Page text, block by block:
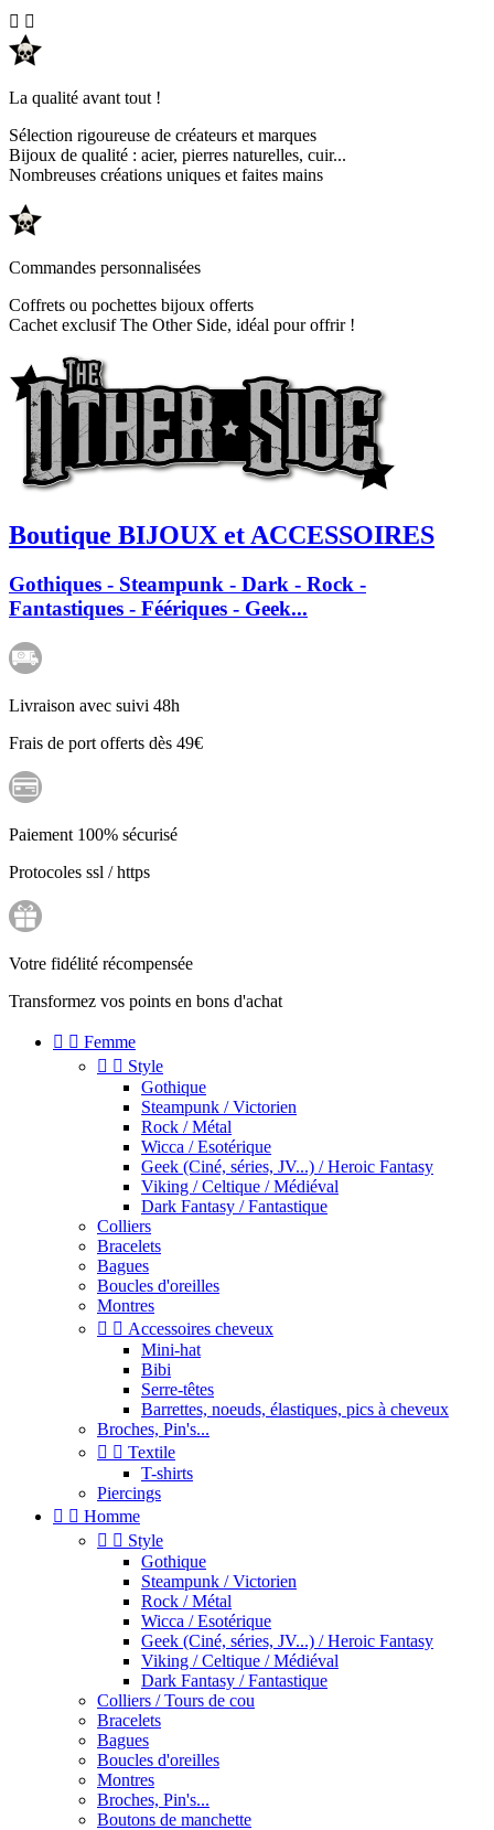
 
La qualité avant tout !
Sélection rigoureuse de créateurs et marques
Bijoux de qualité : acier, pierres naturelles, cuir...
Nombreuses créations uniques et faites mains
Commandes personnalisées
Coffrets ou pochettes bijoux offerts
Cachet exclusif The Other Side, idéal pour offrir !
Boutique BIJOUX et ACCESSOIRES
Gothiques - Steampunk - Dark - Rock -
Fantastiques - Féériques - Geek...
Livraison avec suivi 48h
Frais de port offerts dès 49€
Paiement 100% sécurisé
Protocoles ssl / https
Votre fidélité récompensée
Transformez vos points en bons d'achat
  Femme
  Style
Gothique
Steampunk / Victorien
Rock / Métal
Wicca / Esotérique
Geek (Ciné, séries, JV...) / Heroic Fantasy
Viking / Celtique / Médiéval
Dark Fantasy / Fantastique
Colliers
Bracelets
Bagues
Boucles d'oreilles
Montres
  Accessoires cheveux
Mini-hat
Bibi
Serre-têtes
Barrettes, noeuds, élastiques, pics à cheveux
Broches, Pin's...
  Textile
T-shirts
Piercings
  Homme
  Style
Gothique
Steampunk / Victorien
Rock / Métal
Wicca / Esotérique
Geek (Ciné, séries, JV...) / Heroic Fantasy
Viking / Celtique / Médiéval
Dark Fantasy / Fantastique
Colliers / Tours de cou
Bracelets
Bagues
Boucles d'oreilles
Montres
Broches, Pin's...
Boutons de manchette